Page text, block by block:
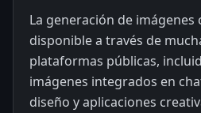
La generación de imágenes
disponible a través de
plataformas públicas,
imágenes integrados en
diseño y aplicaciones